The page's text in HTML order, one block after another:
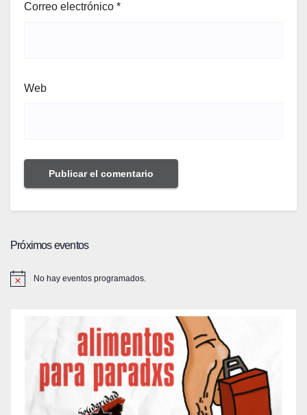
Correo electrónico *
Web
Próximos eventos
No hay eventos programados.